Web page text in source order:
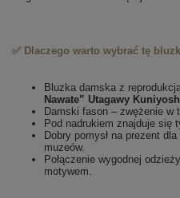
✅ Dlaczego warto wybrać tę
Bluzka damska z
Nawate” Utagawy
Damski fason – zwężenie w
Pod nadrukiem znajduje się
Dobry pomysł na prezent
muzeów.
Połączenie wygodnej
motywem.